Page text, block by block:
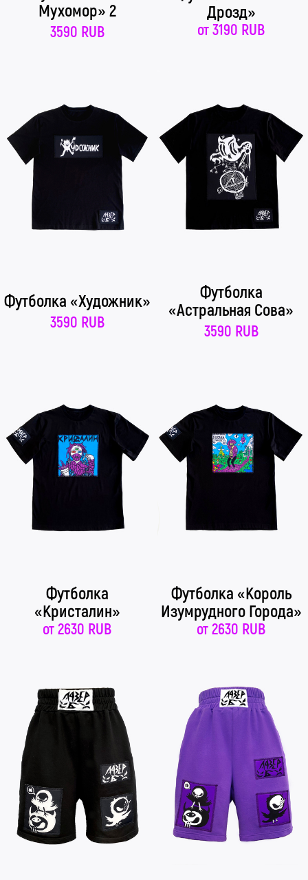
Мухомор» 2
3590 RUB
Дрозд»
от3190 RUB
Футболка «Художник»
3590 RUB
Футболка
«Астральная Сова»
3590 RUB
Футболка
«Кристалин»
от2630 RUB
Футболка «Король
Изумрудного Города»
от2630 RUB